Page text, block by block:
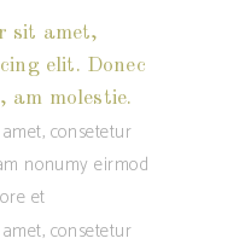
sit amet,
elit. Donec
am molestie.
consetetur
nonumy eirmod
et
consetetur